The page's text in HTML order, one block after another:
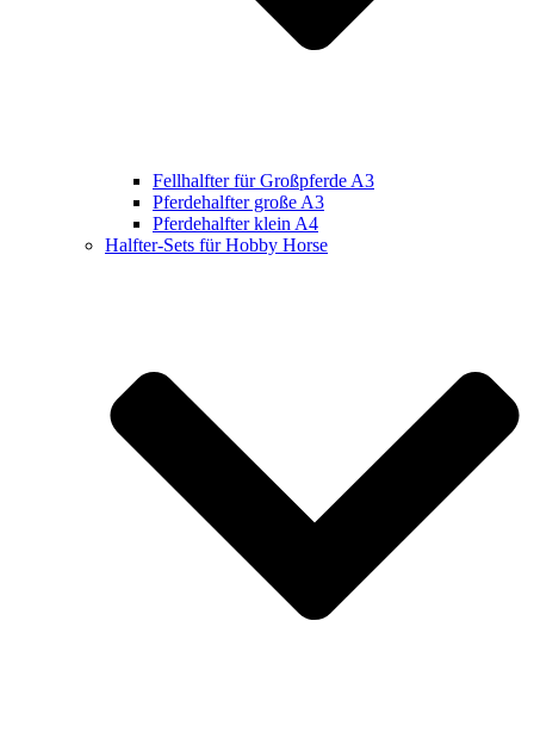
Fellhalfter für Großpferde A3
Pferdehalfter große A3
Pferdehalfter klein A4
Halfter-Sets für Hobby Horse